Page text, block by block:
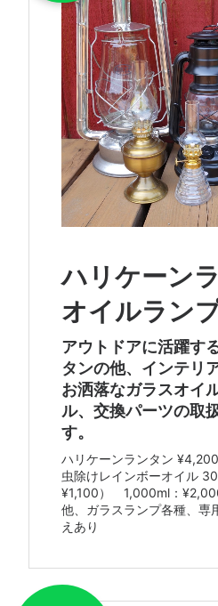
ハリケーン
オイルラン
アウトドアに活躍す
タンの他、インテリ
お洒落なガラスオイ
ル、交換パーツの取
す。
ハリケーンランタン
虫除けレインボーオイル
¥1,100） 1,000ml：
他、ガラスランプ各種、専
えあり